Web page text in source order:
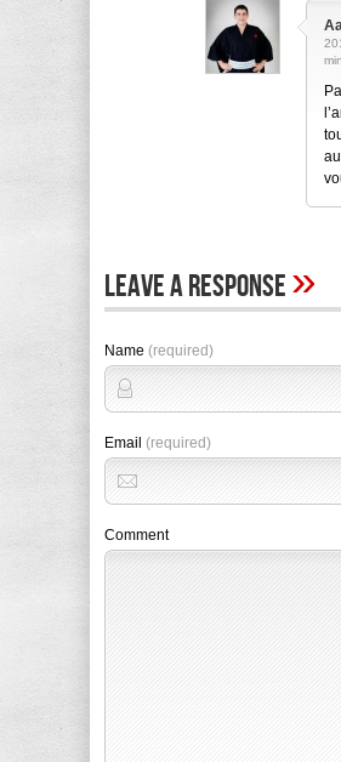
Leave A Response»
Name (required)
Email (required)
Comment